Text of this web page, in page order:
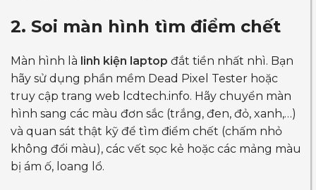
2. Soi màn hình tìm điểm chết
Màn hình là linh kiện laptop đắt tiền nhất nhì. Bạn
hãy sử dụng phần mềm Dead Pixel Tester hoặc
truy cập trang web lcdtech.info. Hãy chuyển màn
hình sang các màu đơn sắc (trắng, đen, đỏ, xanh,…)
và quan sát thật kỹ để tìm điểm chết (chấm nhỏ
không đổi màu), các vết sọc kẻ hoặc các mảng màu
bị ám ố, loang lổ.